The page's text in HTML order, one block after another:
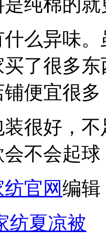
么异味
了很多
便宜很多
很好，
不会起
官网编辑
纺夏凉被